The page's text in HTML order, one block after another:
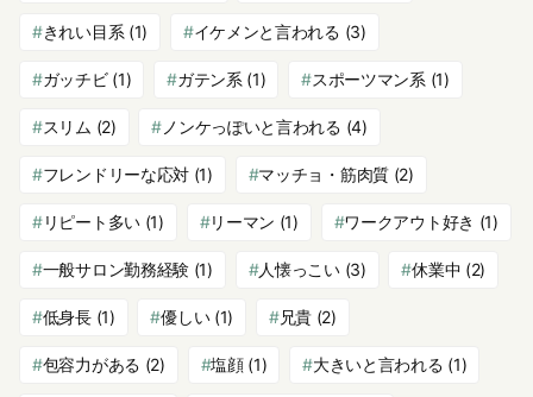
きれい目系 (1) イケメンと言われる (3)
ガッチビ(1) ガテン系 (1) スポーツマン系 (1)
スリム (2) ノンケっぽいと言われる (4)
フレンドリーな応対 (1) マッチョ・筋肉質(2)
リピート多い(1) リーマン (1) ワークアウト好き (1)
一般サロン勤務経験 (1) 人懐っこい(3) 休業中 (2)
低身長(1) 優しい(1) 兄貴(2)
包容力がある (2) 塩顔(1) 大きいと言われる (1)